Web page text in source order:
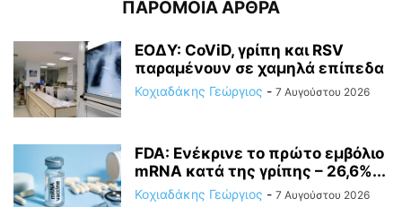
ΠΑΡΟΜΟΙΑ ΑΡΘΡΑ
ΕΟΔΥ: CoViD, γρίπη και RSV
παραμένουν σε χαμηλά επίπεδα
Κοχιαδάκης Γεώργιος - 7 Αυγούστου 2026
FDA: Ενέκρινε το πρώτο εμβόλιο
mRNA κατά της γρίπης – 26,6%...
Κοχιαδάκης Γεώργιος - 7 Αυγούστου 2026